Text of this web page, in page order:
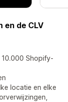
en de CLV
Shopify-
locatie en elke